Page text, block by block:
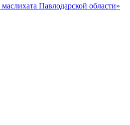
Павлодарской области»